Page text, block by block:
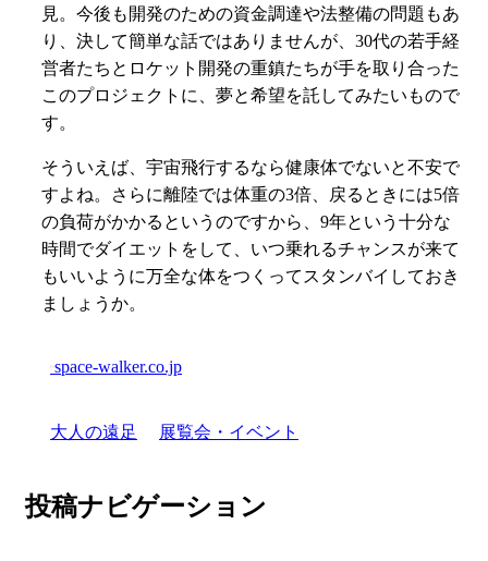
見。今後も開発のための資金調達や法整備の問題もあ
り、決して簡単な話ではありませんが、30代の若手経
営者たちとロケット開発の重鎮たちが手を取り合った
このプロジェクトに、夢と希望を託してみたいもので
す。
そういえば、宇宙飛行するなら健康体でないと不安で
すよね。さらに離陸では体重の3倍、戻るときには5倍
の負荷がかかるというのですから、9年という十分な
時間でダイエットをして、いつ乗れるチャンスが来て
もいいように万全な体をつくってスタンバイしておき
ましょうか。
space-walker.co.jp
大人の遠足 展覧会・イベント
投稿ナビゲーション